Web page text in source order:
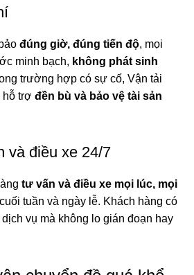
đúng giờ, đúng tiến độ, mọi
minh bạch, không phát sinh
trường hợp có sự cố, Vận tải
hỗ trợđền bù và bảo vệ tài sản
và điều xe 24/7
tư vấn và điều xe mọi lúc, mọi
tuần và ngày lễ. Khách hàng có
vụ mà không lo gián đoạn hay